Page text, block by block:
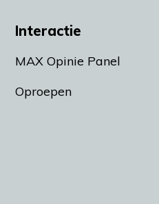
Interactie
MAX Opinie Panel
Oproepen